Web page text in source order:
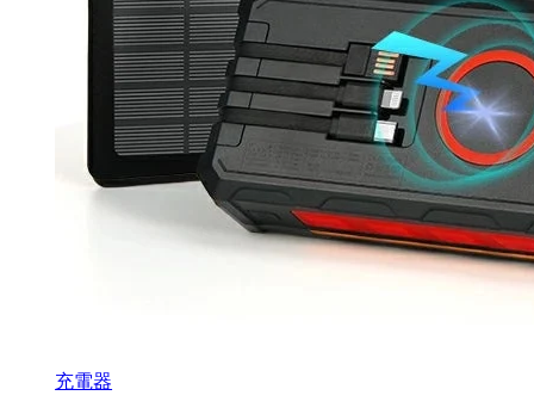
充電器